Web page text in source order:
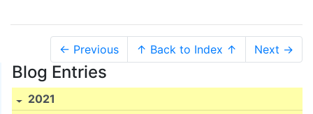
← Previous ↑ Back to Index ↑ Next →
Blog Entries
2021